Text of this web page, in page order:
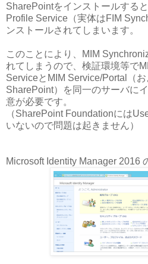
SharePointをインストールする
Profile Service（実体はFIM
ンストールされてしまいます。
このことにより、MIM
れてしまうので、検証環境等で
ServiceとMIM Service/Portal（
SharePoint）を同一のサーバに
意が必要です。
（SharePoint Foundationには
いないので問題は起きません）
Microsoft Identity Manager 2016